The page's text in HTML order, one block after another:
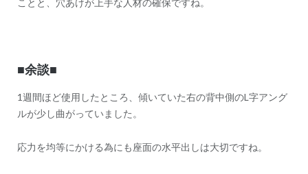
ことと、穴あけが上手な人材の確保ですね。
■余談■
1週間ほど使用したところ、傾いていた右の背中側のL字アング
ルが少し曲がっていました。
応力を均等にかける為にも座面の水平出しは大切ですね。